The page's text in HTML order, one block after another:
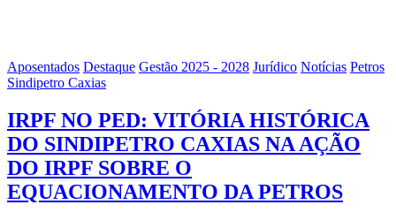
Aposentados Destaque Gestão 2025 - 2028 Jurídico Notícias Petros
Sindipetro Caxias
IRPF NO PED: VITÓRIA HISTÓRICA
DO SINDIPETRO CAXIAS NA AÇÃO
DO IRPF SOBRE O
EQUACIONAMENTO DA PETROS